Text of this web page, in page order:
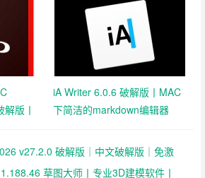
版丨
iA Writer 6.0.6 破解版丨MAC
下简洁的markdown编辑器
v27.2.0 破解版｜中文破解版｜免激
工具） 草图大师丨专业3D建模软件丨